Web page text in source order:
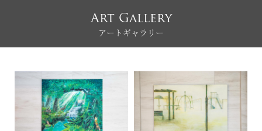
Art Gallery
アートギャラリー